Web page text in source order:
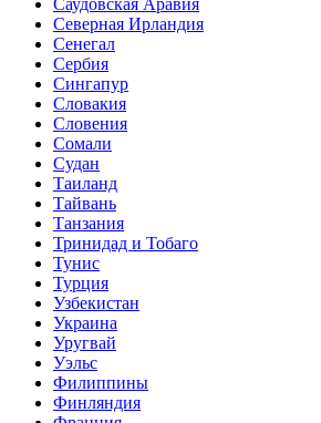
Северная Ирландия
Сенегал
Сербия
Сингапур
Словакия
Словения
Сомали
Судан
Таиланд
Тайвань
Танзания
Тринидад и Тобаго
Тунис
Турция
Узбекистан
Украина
Уругвай
Уэльс
Филиппины
Финляндия